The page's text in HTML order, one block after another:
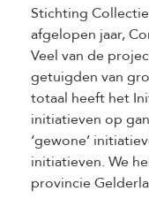
Stichting
afgelopen jaar,
Veel van de
getuigden van
totaal heeft het
initiatieven op
‘gewone’
initiatieven. We
provincie